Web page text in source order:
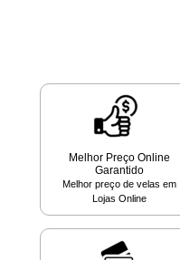
Melhor Preço Online
Garantido
Melhor preço de velas em
Lojas Online